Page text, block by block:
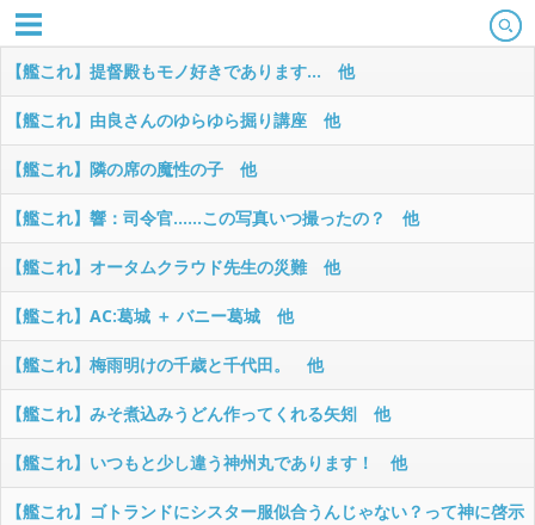
【艦これ】提督殿もモノ好きであります... 他
【艦これ】由良さんのゆらゆら掘り講座 他
【艦これ】隣の席の魔性の子 他
【艦これ】響：司令官……この写真いつ撮ったの？ 他
【艦これ】オータムクラウド先生の災難 他
【艦これ】AC:葛城 ＋ バニー葛城 他
【艦これ】梅雨明けの千歳と千代田。 他
【艦これ】みそ煮込みうどん作ってくれる矢矧 他
【艦これ】いつもと少し違う神州丸であります！ 他
【艦これ】ゴトランドにシスター服似合うんじゃない？って神に啓示